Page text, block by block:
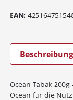
EAN:
Beschreibung
Ocean Tabak
Ocean für die